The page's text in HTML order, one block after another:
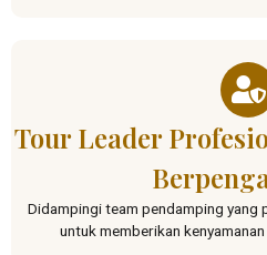
Tour Leader
Didampingi team pendamping yang
untuk memberikan